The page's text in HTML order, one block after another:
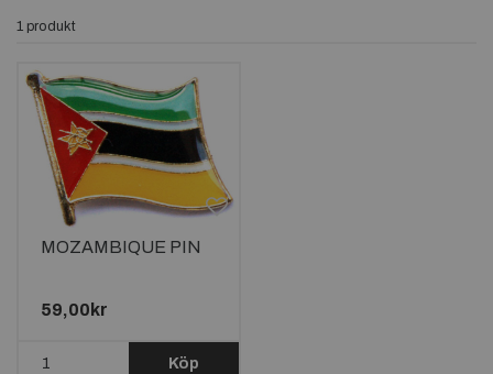
1 produkt
MOZAMBIQUE PIN
59,00kr
Köp